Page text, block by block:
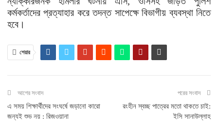
কর্মকর্তাদের প্রত্যাহার করে তদন্ত সাপেক্ষে বিভাগীয় ব্যবস্থা নিতে
হবে।
শেয়ার
আগের সংবাদ
এ সময় শিক্ষার্থীদের সংঘর্ষে জড়ানো কারো
জন্যই শুভ নয় : রিজওয়ানা
পরের সংবাদ
রংহীন স্বচ্ছ পাত্রের মতো থাকতে চাই:
ইসি সানাউল্লাহ